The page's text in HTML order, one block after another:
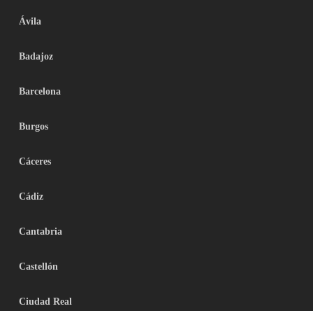
Ávila
Badajoz
Barcelona
Burgos
Cáceres
Cádiz
Cantabria
Castellón
Ciudad Real